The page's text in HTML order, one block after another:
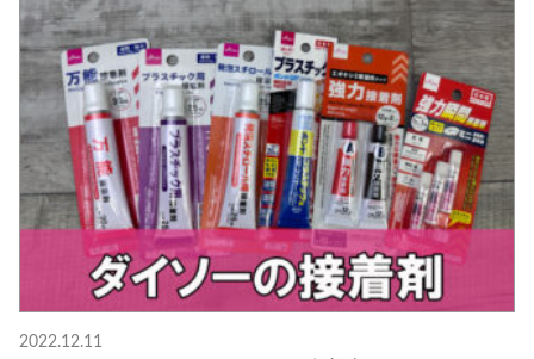
2022.12.11